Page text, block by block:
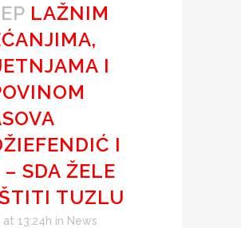
LAŽNIM
I
I
– SDA ŽELE
TUZLU
13:24h in News